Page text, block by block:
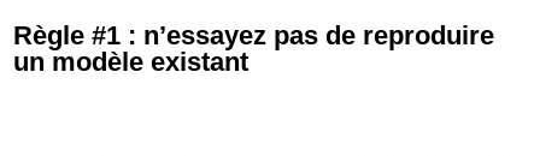
Règle #1 : n’essayez pas de reproduire
un modèle existant